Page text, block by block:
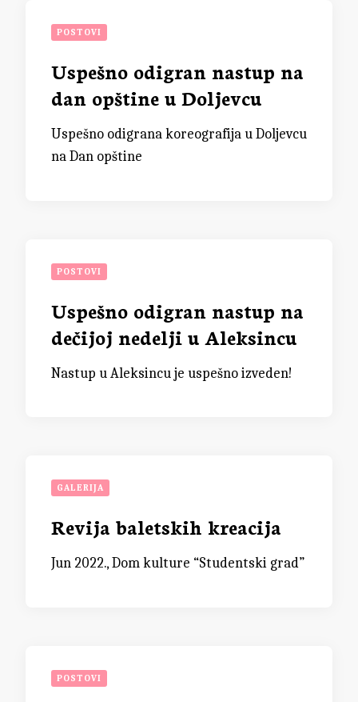
POSTOVI
Uspešno odigran nastup na
dan opštine u Doljevcu
Uspešno odigrana koreografija u Doljevcu
na Dan opštine
POSTOVI
Uspešno odigran nastup na
dečijoj nedelji u Aleksincu
Nastup u Aleksincu je uspešno izveden!
GALERIJA
Revija baletskih kreacija
Jun 2022., Dom kulture “Studentski grad”
POSTOVI